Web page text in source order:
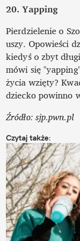
20. Yapping
Pierdzielenie o
uszy. Opowieści
kiedyś o zbyt
mówi się
życia wzięty?
dziecko powinno
Źródło: sjp.pwn.pl
Czytaj także: